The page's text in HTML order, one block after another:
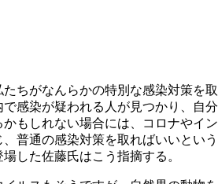
ちがなんらかの特別な感染対策を取
感染が疑われる人が見つかり、自分
もしれない場合には、コロナやイン
普通の感染対策を取ればいいという
した佐藤氏はこう指摘する。